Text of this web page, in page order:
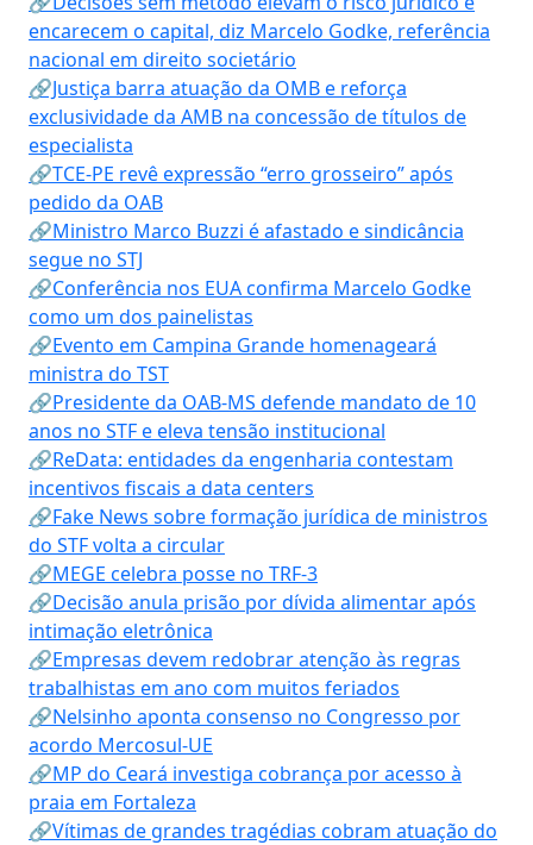
encarecem o capital, diz Marcelo Godke, referência
nacional em direito societário
🔗Justiça barra atuação da OMB e reforça
exclusividade da AMB na concessão de títulos de
especialista
🔗TCE-PE revê expressão “erro grosseiro” após
pedido da OAB
🔗Ministro Marco Buzzi é afastado e sindicância
segue no STJ
🔗Conferência nos EUA confirma Marcelo Godke
como um dos painelistas
🔗Evento em Campina Grande homenageará
ministra do TST
🔗Presidente da OAB-MS defende mandato de 10
anos no STF e eleva tensão institucional
🔗ReData: entidades da engenharia contestam
incentivos fiscais a data centers
🔗Fake News sobre formação jurídica de ministros
do STF volta a circular
🔗MEGE celebra posse no TRF-3
🔗Decisão anula prisão por dívida alimentar após
intimação eletrônica
🔗Empresas devem redobrar atenção às regras
trabalhistas em ano com muitos feriados
🔗Nelsinho aponta consenso no Congresso por
acordo Mercosul-UE
🔗MP do Ceará investiga cobrança por acesso à
praia em Fortaleza
🔗Vítimas de grandes tragédias cobram atuação do